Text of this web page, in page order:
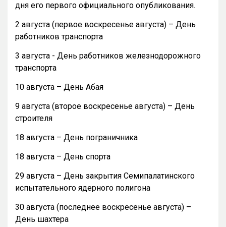
дня его первого официального опубликования.
2 августа (первое воскресенье августа) – День
работников транспорта
3 августа - День работников железнодорожного
транспорта
10 августа – День Абая
9 августа (второе воскресенье августа) – День
строителя
18 августа – День пограничника
18 августа – День спорта
29 августа – День закрытия Семипалатинского
испытательного ядерного полигона
30 августа (последнее воскресенье августа) –
День шахтера